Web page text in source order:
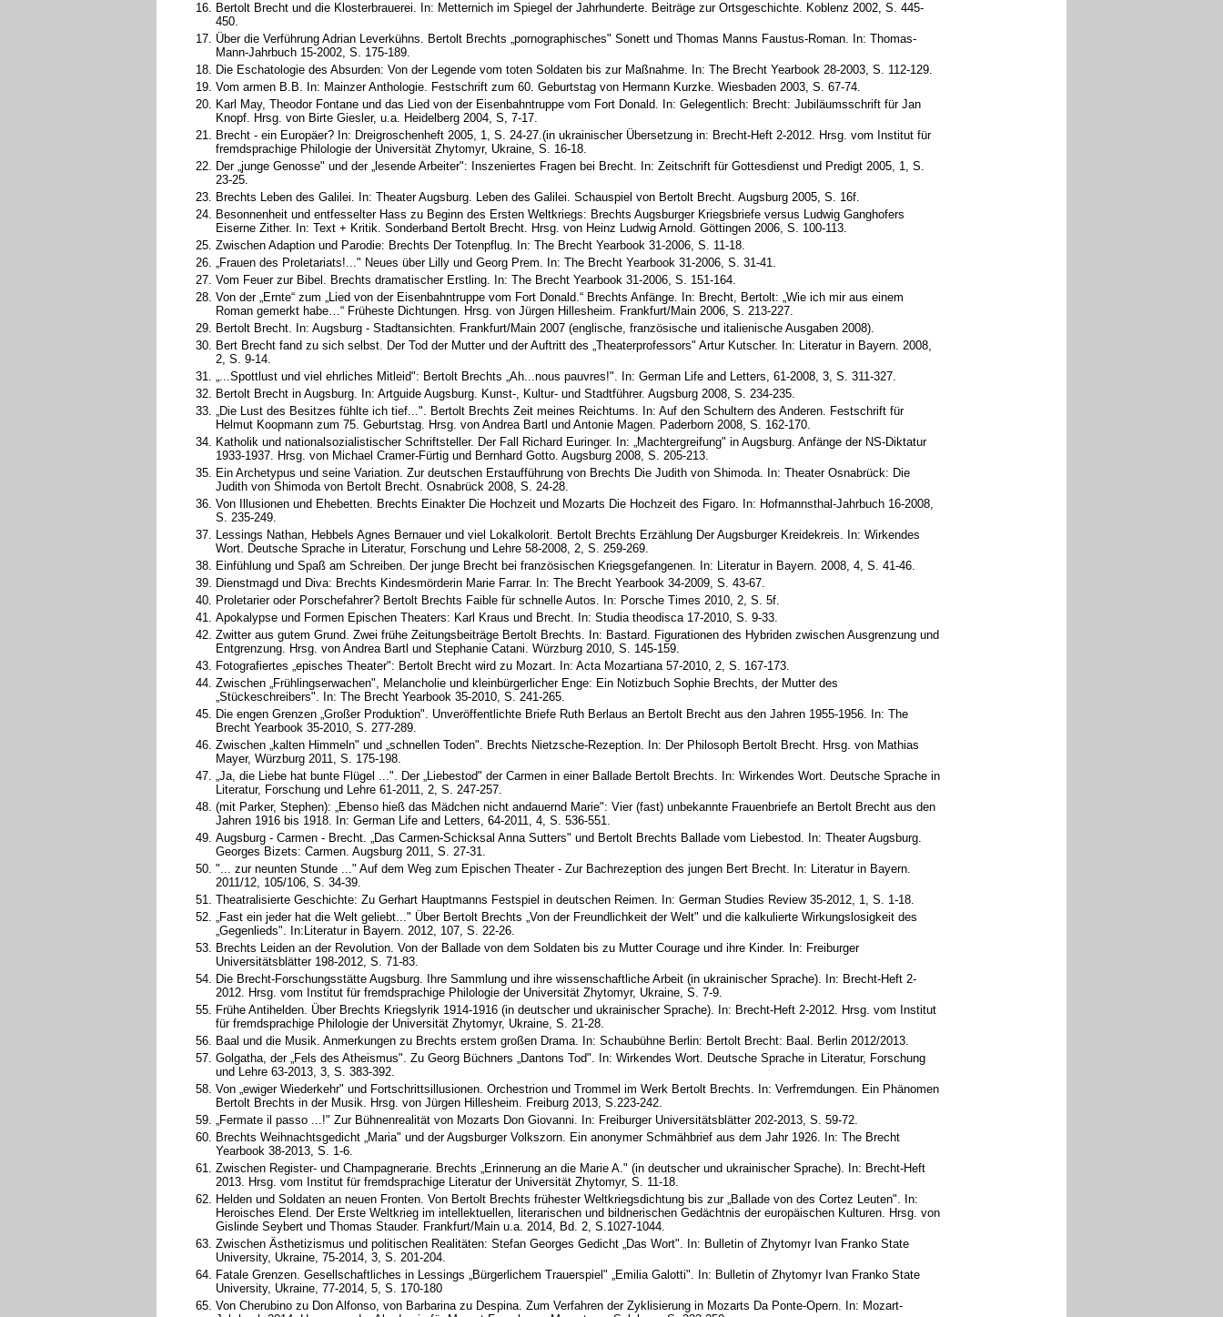
Bertolt Brecht und die Klosterbrauerei. In: Metternich im Spiegel der Jahrhunderte. Beiträge zur Ortsgeschichte. Koblenz 2002, S. 445-
450.
Über die Verführung Adrian Leverkühns. Bertolt Brechts „pornographisches" Sonett und Thomas Manns Faustus-Roman. In: Thomas-
Mann-Jahrbuch 15-2002, S. 175-189.
Die Eschatologie des Absurden: Von der Legende vom toten Soldaten bis zur Maßnahme. In: The Brecht Yearbook 28-2003, S. 112-129.
Vom armen B.B. In: Mainzer Anthologie. Festschrift zum 60. Geburtstag von Hermann Kurzke. Wiesbaden 2003, S. 67-74.
Karl May, Theodor Fontane und das Lied von der Eisenbahntruppe vom Fort Donald. In: Gelegentlich: Brecht: Jubiläumsschrift für Jan
Knopf. Hrsg. von Birte Giesler, u.a. Heidelberg 2004, S, 7-17.
Brecht - ein Europäer? In: Dreigroschenheft 2005, 1, S. 24-27.(in ukrainischer Übersetzung in: Brecht-Heft 2-2012. Hrsg. vom Institut für
fremdsprachige Philologie der Universität Zhytomyr, Ukraine, S. 16-18.
Der „junge Genosse" und der „lesende Arbeiter": Inszeniertes Fragen bei Brecht. In: Zeitschrift für Gottesdienst und Predigt 2005, 1, S.
23-25.
Brechts Leben des Galilei. In: Theater Augsburg. Leben des Galilei. Schauspiel von Bertolt Brecht. Augsburg 2005, S. 16f.
Besonnenheit und entfesselter Hass zu Beginn des Ersten Weltkriegs: Brechts Augsburger Kriegsbriefe versus Ludwig Ganghofers
Eiserne Zither. In: Text + Kritik. Sonderband Bertolt Brecht. Hrsg. von Heinz Ludwig Arnold. Göttingen 2006, S. 100-113.
Zwischen Adaption und Parodie: Brechts Der Totenpflug. In: The Brecht Yearbook 31-2006, S. 11-18.
„Frauen des Proletariats!..." Neues über Lilly und Georg Prem. In: The Brecht Yearbook 31-2006, S. 31-41.
Vom Feuer zur Bibel. Brechts dramatischer Erstling. In: The Brecht Yearbook 31-2006, S. 151-164.
Von der „Ernte“ zum „Lied von der Eisenbahntruppe vom Fort Donald.“ Brechts Anfänge. In: Brecht, Bertolt: „Wie ich mir aus einem
Roman gemerkt habe…“ Früheste Dichtungen. Hrsg. von Jürgen Hillesheim. Frankfurt/Main 2006, S. 213-227.
Bertolt Brecht. In: Augsburg - Stadtansichten. Frankfurt/Main 2007 (englische, französische und italienische Ausgaben 2008).
Bert Brecht fand zu sich selbst. Der Tod der Mutter und der Auftritt des „Theaterprofessors" Artur Kutscher. In: Literatur in Bayern. 2008,
2, S. 9-14.
„...Spottlust und viel ehrliches Mitleid": Bertolt Brechts „Ah...nous pauvres!". In: German Life and Letters, 61-2008, 3, S. 311-327.
Bertolt Brecht in Augsburg. In: Artguide Augsburg. Kunst-, Kultur- und Stadtführer. Augsburg 2008, S. 234-235.
„Die Lust des Besitzes fühlte ich tief...". Bertolt Brechts Zeit meines Reichtums. In: Auf den Schultern des Anderen. Festschrift für
Helmut Koopmann zum 75. Geburtstag. Hrsg. von Andrea Bartl und Antonie Magen. Paderborn 2008, S. 162-170.
Katholik und nationalsozialistischer Schriftsteller. Der Fall Richard Euringer. In: „Machtergreifung" in Augsburg. Anfänge der NS-Diktatur
1933-1937. Hrsg. von Michael Cramer-Fürtig und Bernhard Gotto. Augsburg 2008, S. 205-213.
Ein Archetypus und seine Variation. Zur deutschen Erstaufführung von Brechts Die Judith von Shimoda. In: Theater Osnabrück: Die
Judith von Shimoda von Bertolt Brecht. Osnabrück 2008, S. 24-28.
Von Illusionen und Ehebetten. Brechts Einakter Die Hochzeit und Mozarts Die Hochzeit des Figaro. In: Hofmannsthal-Jahrbuch 16-2008,
S. 235-249.
Lessings Nathan, Hebbels Agnes Bernauer und viel Lokalkolorit. Bertolt Brechts Erzählung Der Augsburger Kreidekreis. In: Wirkendes
Wort. Deutsche Sprache in Literatur, Forschung und Lehre 58-2008, 2, S. 259-269.
Einfühlung und Spaß am Schreiben. Der junge Brecht bei französischen Kriegsgefangenen. In: Literatur in Bayern. 2008, 4, S. 41-46.
Dienstmagd und Diva: Brechts Kindesmörderin Marie Farrar. In: The Brecht Yearbook 34-2009, S. 43-67.
Proletarier oder Porschefahrer? Bertolt Brechts Faible für schnelle Autos. In: Porsche Times 2010, 2, S. 5f.
Apokalypse und Formen Epischen Theaters: Karl Kraus und Brecht. In: Studia theodisca 17-2010, S. 9-33.
Zwitter aus gutem Grund. Zwei frühe Zeitungsbeiträge Bertolt Brechts. In: Bastard. Figurationen des Hybriden zwischen Ausgrenzung und
Entgrenzung. Hrsg. von Andrea Bartl und Stephanie Catani. Würzburg 2010, S. 145-159.
Fotografiertes „episches Theater": Bertolt Brecht wird zu Mozart. In: Acta Mozartiana 57-2010, 2, S. 167-173.
Zwischen „Frühlingserwachen", Melancholie und kleinbürgerlicher Enge: Ein Notizbuch Sophie Brechts, der Mutter des
„Stückeschreibers". In: The Brecht Yearbook 35-2010, S. 241-265.
Die engen Grenzen „Großer Produktion". Unveröffentlichte Briefe Ruth Berlaus an Bertolt Brecht aus den Jahren 1955-1956. In: The
Brecht Yearbook 35-2010, S. 277-289.
Zwischen „kalten Himmeln" und „schnellen Toden". Brechts Nietzsche-Rezeption. In: Der Philosoph Bertolt Brecht. Hrsg. von Mathias
Mayer, Würzburg 2011, S. 175-198.
„Ja, die Liebe hat bunte Flügel ...". Der „Liebestod" der Carmen in einer Ballade Bertolt Brechts. In: Wirkendes Wort. Deutsche Sprache in
Literatur, Forschung und Lehre 61-2011, 2, S. 247-257.
(mit Parker, Stephen): „Ebenso hieß das Mädchen nicht andauernd Marie": Vier (fast) unbekannte Frauenbriefe an Bertolt Brecht aus den
Jahren 1916 bis 1918. In: German Life and Letters, 64-2011, 4, S. 536-551.
Augsburg - Carmen - Brecht. „Das Carmen-Schicksal Anna Sutters" und Bertolt Brechts Ballade vom Liebestod. In: Theater Augsburg.
Georges Bizets: Carmen. Augsburg 2011, S. 27-31.
"... zur neunten Stunde ..." Auf dem Weg zum Epischen Theater - Zur Bachrezeption des jungen Bert Brecht. In: Literatur in Bayern.
2011/12, 105/106, S. 34-39.
Theatralisierte Geschichte: Zu Gerhart Hauptmanns Festspiel in deutschen Reimen. In: German Studies Review 35-2012, 1, S. 1-18.
„Fast ein jeder hat die Welt geliebt..." Über Bertolt Brechts „Von der Freundlichkeit der Welt" und die kalkulierte Wirkungslosigkeit des
„Gegenlieds". In:Literatur in Bayern. 2012, 107, S. 22-26.
Brechts Leiden an der Revolution. Von der Ballade von dem Soldaten bis zu Mutter Courage und ihre Kinder. In: Freiburger
Universitätsblätter 198-2012, S. 71-83.
Die Brecht-Forschungsstätte Augsburg. Ihre Sammlung und ihre wissenschaftliche Arbeit (in ukrainischer Sprache). In: Brecht-Heft 2-
2012. Hrsg. vom Institut für fremdsprachige Philologie der Universität Zhytomyr, Ukraine, S. 7-9.
Frühe Antihelden. Über Brechts Kriegslyrik 1914-1916 (in deutscher und ukrainischer Sprache). In: Brecht-Heft 2-2012. Hrsg. vom Institut
für fremdsprachige Philologie der Universität Zhytomyr, Ukraine, S. 21-28.
Baal und die Musik. Anmerkungen zu Brechts erstem großen Drama. In: Schaubühne Berlin: Bertolt Brecht: Baal. Berlin 2012/2013.
Golgatha, der „Fels des Atheismus". Zu Georg Büchners „Dantons Tod". In: Wirkendes Wort. Deutsche Sprache in Literatur, Forschung
und Lehre 63-2013, 3, S. 383-392.
Von „ewiger Wiederkehr" und Fortschrittsillusionen. Orchestrion und Trommel im Werk Bertolt Brechts. In: Verfremdungen. Ein Phänomen
Bertolt Brechts in der Musik. Hrsg. von Jürgen Hillesheim. Freiburg 2013, S.223-242.
„Fermate il passo ...!" Zur Bühnenrealität von Mozarts Don Giovanni. In: Freiburger Universitätsblätter 202-2013, S. 59-72.
Brechts Weihnachtsgedicht „Maria" und der Augsburger Volkszorn. Ein anonymer Schmähbrief aus dem Jahr 1926. In: The Brecht
Yearbook 38-2013, S. 1-6.
Zwischen Register- und Champagnerarie. Brechts „Erinnerung an die Marie A." (in deutscher und ukrainischer Sprache). In: Brecht-Heft
2013. Hrsg. vom Institut für fremdsprachige Literatur der Universität Zhytomyr, S. 11-18.
Helden und Soldaten an neuen Fronten. Von Bertolt Brechts frühester Weltkriegsdichtung bis zur „Ballade von des Cortez Leuten". In:
Heroisches Elend. Der Erste Weltkrieg im intellektuellen, literarischen und bildnerischen Gedächtnis der europäischen Kulturen. Hrsg. von
Gislinde Seybert und Thomas Stauder. Frankfurt/Main u.a. 2014, Bd. 2, S.1027-1044.
Zwischen Ästhetizismus und politischen Realitäten: Stefan Georges Gedicht „Das Wort". In: Bulletin of Zhytomyr Ivan Franko State
University, Ukraine, 75-2014, 3, S. 201-204.
Fatale Grenzen. Gesellschaftliches in Lessings „Bürgerlichem Trauerspiel" „Emilia Galotti". In: Bulletin of Zhytomyr Ivan Franko State
University, Ukraine, 77-2014, 5, S. 170-180
Von Cherubino zu Don Alfonso, von Barbarina zu Despina. Zum Verfahren der Zyklisierung in Mozarts Da Ponte-Opern. In: Mozart-